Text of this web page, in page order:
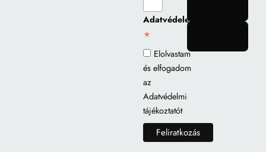
Adatvédelem
*
Elolvastam
és elfogadom
az
Adatvédelmi
tájékoztatót